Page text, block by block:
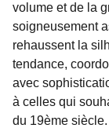
volume et de la
soigneusement
rehaussent la
tendance,
avec
à celles qui
du 19ème